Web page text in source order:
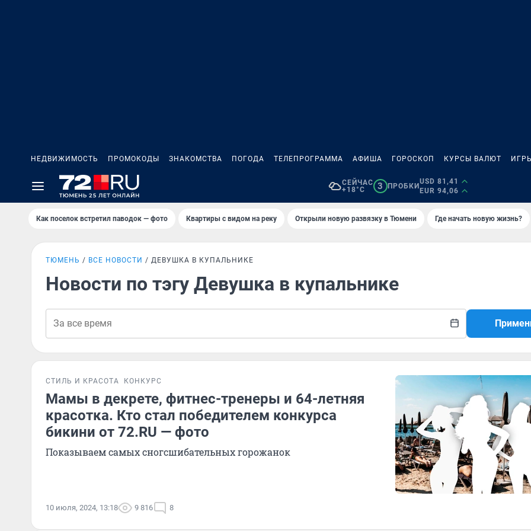
НЕДВИЖИМОСТЬ ПРОМОКОДЫ ЗНАКОМСТВА ПОГОДА ТЕЛЕПРОГРАММА АФИША ГОРОСКОП КУРСЫ ВАЛЮТ
СЕЙЧАС
+18°C
3 ПРОБКИ
USD 81,41
EUR 94,06
Как поселок встретил паводок — фото Квартиры с видом на реку Открыли новую развязку в Тюмени Где начать новую жизнь?
ТЮМЕНЬ ВСЕ НОВОСТИ ДЕВУШКА В КУПАЛЬНИКЕ
Новости по тэгу Девушка в купальнике
СТИЛЬ И КРАСОТА КОНКУРС
Мамы в декрете, фитнес-тренеры и 64-летняя
красотка. Кто стал победителем конкурса
бикини от 72.RU — фото
Показываем самых сногсшибательных горожанок
10 июля, 2024, 13:18 9 816 8